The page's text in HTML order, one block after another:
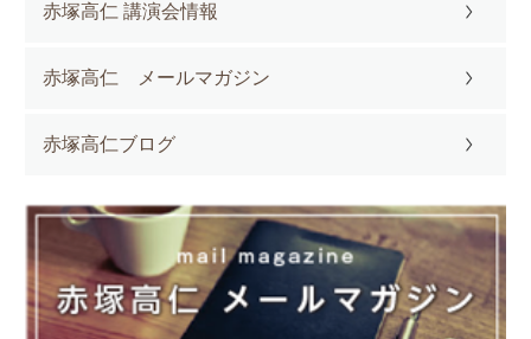
赤塚高仁 講演会情報
赤塚高仁 メールマガジン
赤塚高仁ブログ